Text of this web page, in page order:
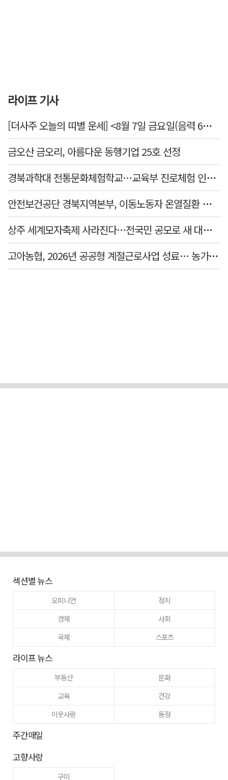
라이프 기사
[더사주 오늘의 띠별 운세] <8월 7일 금요일(음력 6월25일)>
금오산 금오리, 아름다운 동행기업 25호 선정
경북과학대 전통문화체험학교…교육부 진로체험 인증기관 선정
안전보건공단 경북지역본부, 이동노동자 온열질환 예방 캠페인
상주 세계모자축제 사라진다…전국민 공모로 새 대표축제 발굴 나서
고아농협, 2026년 공공형 계절근로사업 성료… 농가 일손 부족 해소 '효자'
섹션별 뉴스
오피니언
정치
경제
사회
국제
스포츠
라이프 뉴스
부동산
문화
교육
건강
이웃사랑
동정
주간매일
고향사랑
구미